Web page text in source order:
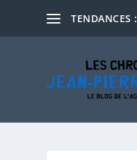
TENDANCES :